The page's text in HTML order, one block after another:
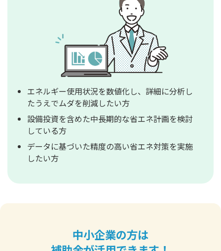
エネルギー使用状況を数値化し、詳細に分析し
たうえでムダを削減したい方
設備投資を含めた中長期的な省エネ計画を検討
している方
データに基づいた精度の高い省エネ対策を実施
したい方
中小企業の方は